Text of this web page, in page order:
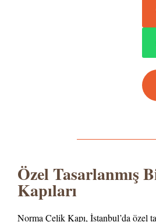
Özel Tasarlanmış
Kapıları
Norma Çelik Kapı, İstanbul’da özel